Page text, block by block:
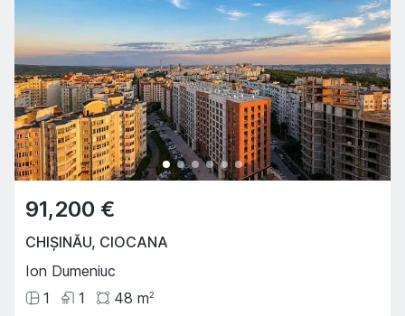
91,200 €
CHIȘINĂU, CIOCANA
Ion Dumeniuc
1
1 48 m2